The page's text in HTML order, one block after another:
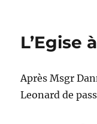
L’Egise
Après Msgr
Leonard de